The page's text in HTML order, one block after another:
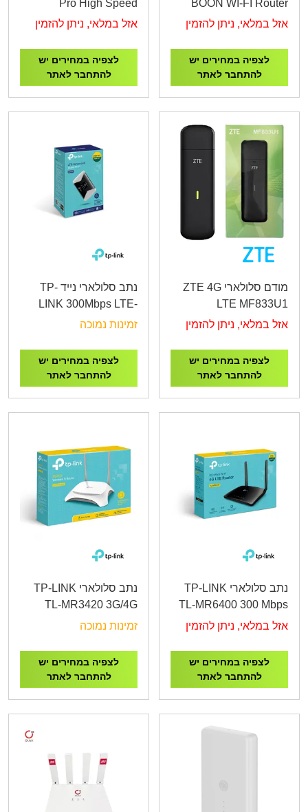
BOON WI-FI Router
אזל במלאי, ניתן להזמין
לצפיה במחירים יש
להתחבר לאתר
Pro High Speed
Wireless Wifi Routers
4000mah
אזל במלאי, ניתן להזמין
לצפיה במחירים יש
להתחבר לאתר
מודם סלולארי ZTE 4G
LTE MF833U1
אזל במלאי, ניתן להזמין
לצפיה במחירים יש
להתחבר לאתר
נתב סלולארי נייד TP-
LINK 300Mbps LTE-
Advanced Mobile Wi-Fi
זמינות נמוכה
לצפיה במחירים יש
להתחבר לאתר
נתב סלולארי TP-LINK
TL-MR6400 300 Mbps
Wireless N 4G LTE
אזל במלאי, ניתן להזמין
לצפיה במחירים יש
להתחבר לאתר
נתב סלולארי TP-LINK
TL-MR3420 3G/4G
Wireless N Router
זמינות נמוכה
לצפיה במחירים יש
להתחבר לאתר